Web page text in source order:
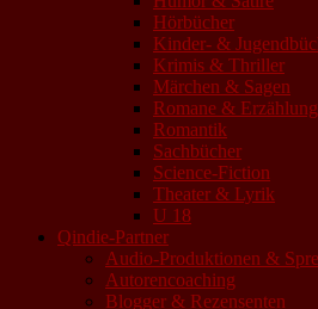
Hörbücher
Kinder- &
Krimis & Thriller
Märchen & Sagen
Romane &
Romantik
Sachbücher
Science-Fiction
Theater & Lyrik
U 18
Qindie-Partner
Audio-Produktionen &
Autorencoaching
Blogger & Rezensenten